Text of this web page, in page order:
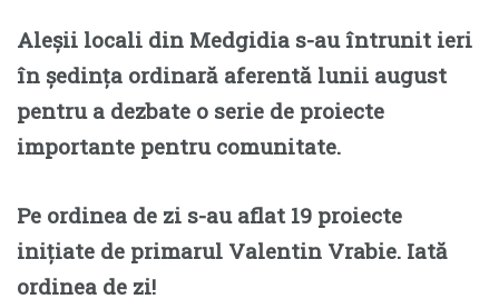
Aleșii locali din Medgidia s-au întrunit ieri
în ședința ordinară aferentă lunii august
pentru a dezbate o serie de proiecte
importante pentru comunitate.
Pe ordinea de zi s-au aflat 19 proiecte
inițiate de primarul Valentin Vrabie. Iată
ordinea de zi!